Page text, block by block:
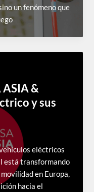
un fenómeno que
ASIA &
y sus
eléctricos
está transformando
en Europa,
hacia el